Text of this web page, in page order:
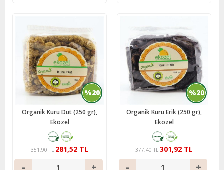
%20
Organik Kuru Dut (250 gr),
Ekozel
281,52 TL
351,90 TL
%20
Organik Kuru Erik (250 gr),
Ekozel
301,92 TL
377,40 TL